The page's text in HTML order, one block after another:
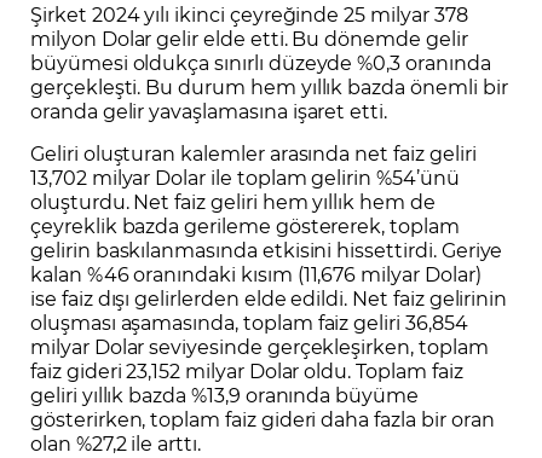
Şirket 2024 yılı ikinci çeyreğinde 25 milyar 378
milyon Dolar gelir elde etti. Bu dönemde gelir
büyümesi oldukça sınırlı düzeyde %0,3 oranında
gerçekleşti. Bu durum hem yıllık bazda önemli bir
oranda gelir yavaşlamasına işaret etti.
Geliri oluşturan kalemler arasında net faiz geliri
13,702 milyar Dolar ile toplam gelirin %54’ünü
oluşturdu. Net faiz geliri hem yıllık hem de
çeyreklik bazda gerileme göstererek, toplam
gelirin baskılanmasında etkisini hissettirdi. Geriye
kalan %46 oranındaki kısım (11,676 milyar Dolar)
ise faiz dışı gelirlerden elde edildi. Net faiz gelirinin
oluşması aşamasında, toplam faiz geliri 36,854
milyar Dolar seviyesinde gerçekleşirken, toplam
faiz gideri 23,152 milyar Dolar oldu. Toplam faiz
geliri yıllık bazda %13,9 oranında büyüme
gösterirken, toplam faiz gideri daha fazla bir oran
olan %27,2 ile arttı.